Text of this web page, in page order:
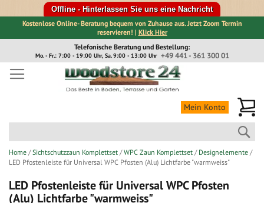
Offline - Hinterlassen Sie uns eine Nachricht
Kostenlose Online- Beratung bequem von Zuhause aus. Jetzt Zoom Termin
reservieren! | Klick Hier
Inhalt
Telefonische Beratung und Bestellung:
+49 441 - 361 300 01
Mo. - Fr.: 7:00 - 19:00 Uhr, Sa. 9:00 - 13:00 Uhr
Mein Konto
Home Sichtschutzzaun Komplettset WPC Zaun Komplettset
Designelemente
LED Pfostenleiste für Universal WPC Pfosten (Alu) Lichtfarbe "warmweiss"
LED Pfostenleiste für Universal WPC Pfosten
(Alu) Lichtfarbe "warmweiss"